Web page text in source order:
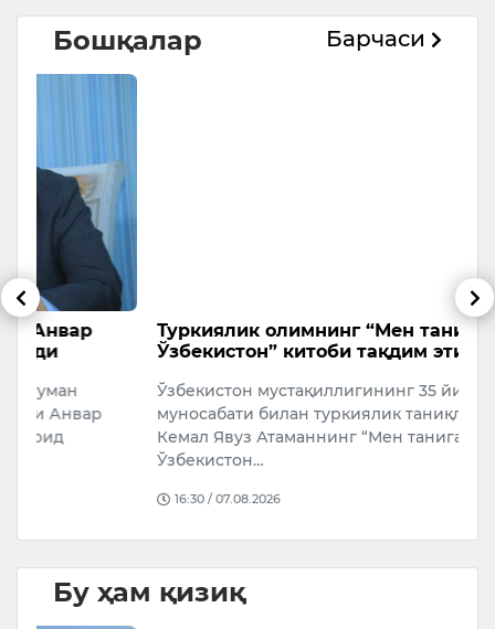
Бошқалар Барчаси
Туркиялик олимнинг “Мен таниган
Ўзбекистон” китоби тақдим этилди
Ўзбекистон мустақиллигининг 35 йиллиги
муносабати билан туркиялик таниқли олим
Кемал Явуз Атаманнинг “Мен таниган
16:30 / 07.08.2026
Бу ҳам қизиқ